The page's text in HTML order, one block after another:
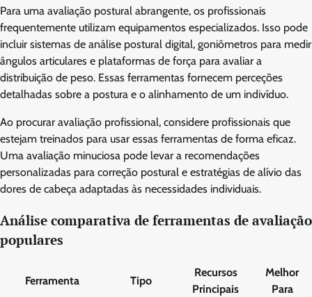
Para uma avaliação postural abrangente, os profissionais
frequentemente utilizam equipamentos especializados. Isso pode
incluir sistemas de análise postural digital, goniômetros para medir
ângulos articulares e plataformas de força para avaliar a
distribuição de peso. Essas ferramentas fornecem perceções
detalhadas sobre a postura e o alinhamento de um indivíduo.
Ao procurar avaliação profissional, considere profissionais que
estejam treinados para usar essas ferramentas de forma eficaz.
Uma avaliação minuciosa pode levar a recomendações
personalizadas para correção postural e estratégias de alívio das
dores de cabeça adaptadas às necessidades individuais.
Análise comparativa de ferramentas de avaliação
populares
Ferramenta Tipo
Recursos
Principais
Melhor
Para